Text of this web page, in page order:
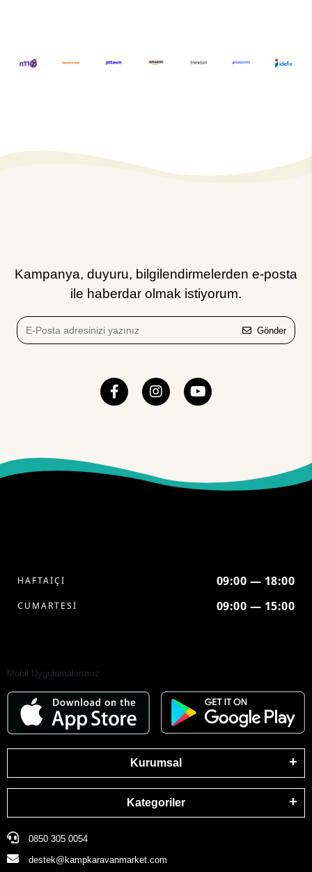
Kampanya, duyuru, bilgilendirmelerden e-posta
ile haberdar olmak istiyorum.
Gönder
HAFTAİÇİ 09:00 — 18:00
CUMARTESİ 09:00 — 15:00
Mobil Uygulamalarımız
Kurumsal
Kategoriler
0850 305 0054
destek@kampkaravanmarket.com